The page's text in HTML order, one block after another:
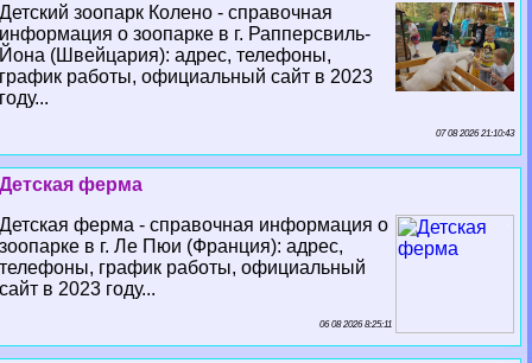
Детский зоопарк Колено - справочная
информация о зоопарке в г. Рапперсвиль-
Йона (Швейцария): адрес, телефоны,
график работы, официальный сайт в 2023
году...
07 08 2026 21:10:43
Детская ферма
Детская ферма - справочная информация о
зоопарке в г. Ле Пюи (Франция): адрес,
телефоны, график работы, официальный
сайт в 2023 году...
06 08 2026 8:25:11